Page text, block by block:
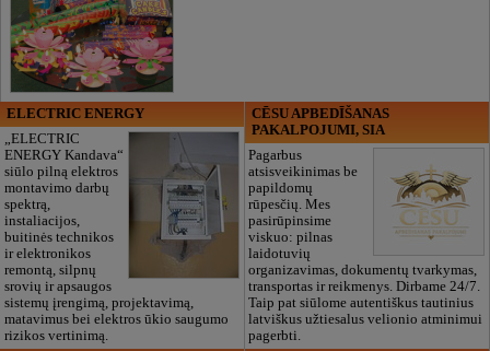
ELECTRIC ENERGY
„ELECTRIC
ENERGY Kandava“
siūlo pilną elektros
montavimo darbų
spektrą,
instaliacijos,
buitinės technikos
ir elektronikos
remontą, silpnų
srovių ir apsaugos
sistemų įrengimą, projektavimą,
matavimus bei elektros ūkio saugumo
rizikos vertinimą.
CĒSU APBEDĪŠANAS
PAKALPOJUMI, SIA
Pagarbus
atsisveikinimas be
papildomų
rūpesčių. Mes
pasirūpinsime
viskuo: pilnas
laidotuvių
organizavimas, dokumentų tvarkymas,
transportas ir reikmenys. Dirbame 24/7.
Taip pat siūlome autentiškus tautinius
latviškus užtiesalus velionio atminimui
pagerbti.